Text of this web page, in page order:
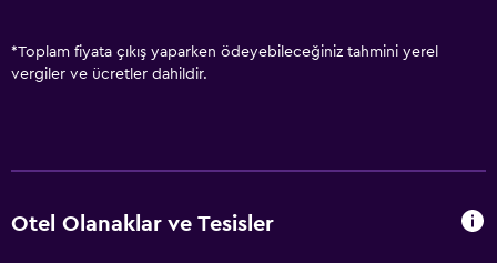
*Toplam fiyata çıkış yaparken ödeyebileceğiniz tahmini yerel
vergiler ve ücretler dahildir.
Otel Olanaklar ve Tesisler